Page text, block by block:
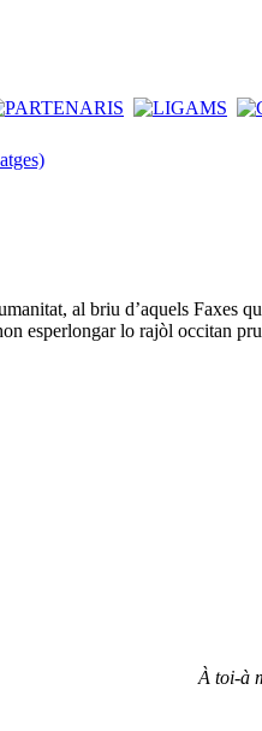
al briu d’aquels Faxes
esperlongar lo rajòl occitan
À toi-à